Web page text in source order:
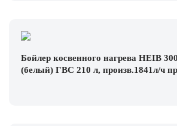
Бойлер косвенного нагрева HEIB
(белый) ГВС 210 л, произв.1841л/ч